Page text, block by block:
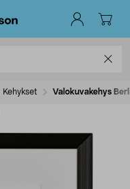
Kehykset Valokuvakehys